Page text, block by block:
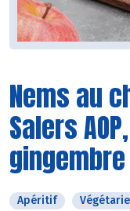
Nems au
Salers
gingembre
Apéritif